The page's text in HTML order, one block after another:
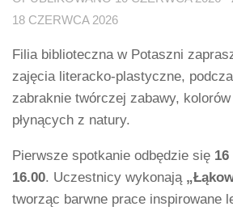
18 CZERWCA 2026
Filia biblioteczna w Potaszni
zajęcia literacko-plastyczne,
zabraknie twórczej zabawy,
płynących z natury.
Pierwsze spotkanie odbędzie się
16.00. Uczestnicy wykonają
tworząc barwne prace inspirowane